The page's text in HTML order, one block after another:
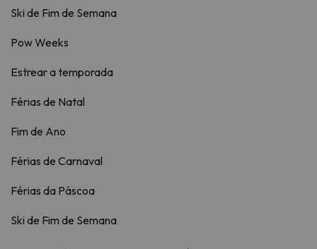
Ski de Fim de Semana
Pow Weeks
Estrear a temporada
Férias de Natal
Fim de Ano
Férias de Carnaval
Férias da Páscoa
Ski de Fim de Semana